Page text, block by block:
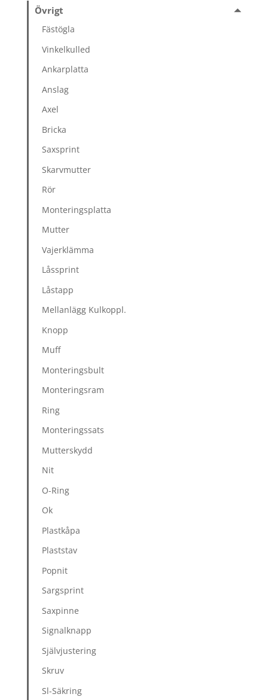
Övrigt
Fästögla
Vinkelkulled
Ankarplatta
Anslag
Axel
Bricka
Saxsprint
Skarvmutter
Rör
Monteringsplatta
Mutter
Vajerklämma
Låssprint
Låstapp
Mellanlägg Kulkoppl.
Knopp
Muff
Monteringsbult
Monteringsram
Ring
Monteringssats
Mutterskydd
Nit
O-Ring
Ok
Plastkåpa
Plaststav
Popnit
Sargsprint
Saxpinne
Signalknapp
Självjustering
Skruv
Sl-Säkring